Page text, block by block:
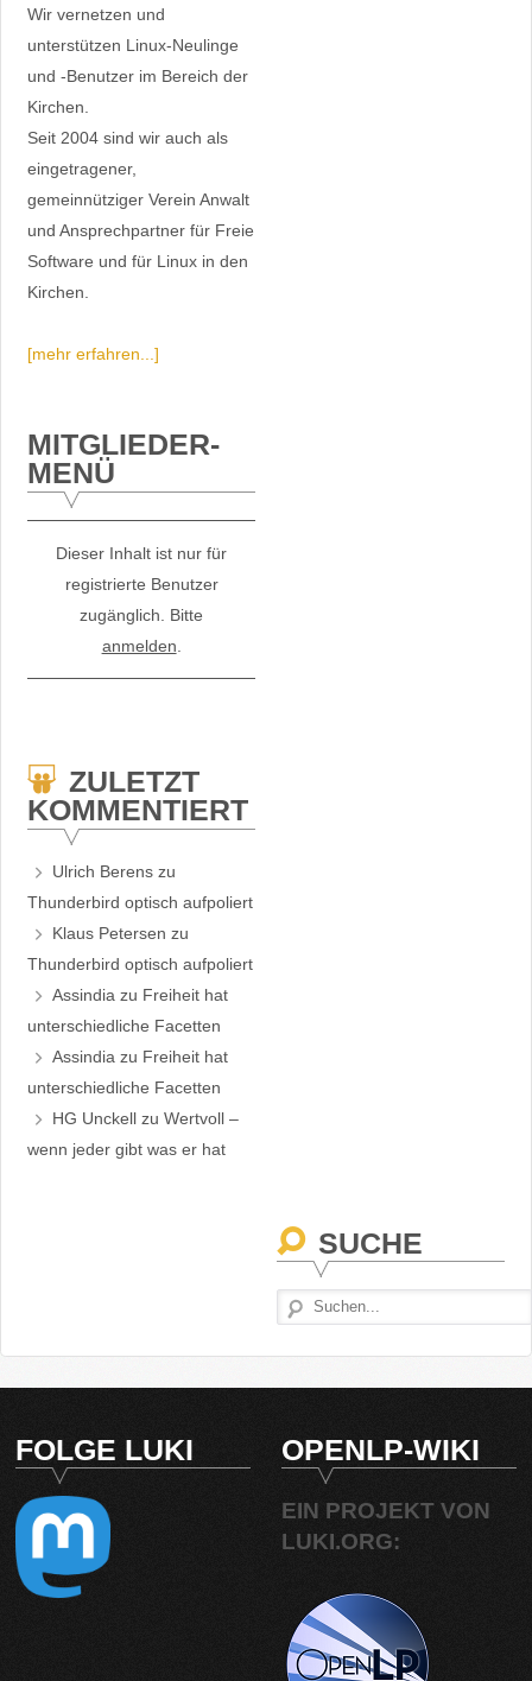
Wir vernetzen und
unterstützen Linux-Neulinge
und -Benutzer im Bereich der
Kirchen.
Seit 2004 sind wir auch als
eingetragener,
gemeinnütziger Verein Anwalt
und Ansprechpartner für Freie
Software und für Linux in den
Kirchen.
[mehr erfahren...]
MITGLIEDER-
MENÜ
Dieser Inhalt ist nur für
registrierte Benutzer
zugänglich. Bitte
anmelden
ZULETZT
KOMMENTIERT
Ulrich Berens zu
Thunderbird optisch aufpoliert
Klaus Petersen zu
Thunderbird optisch aufpoliert
Assindia zu Freiheit hat
unterschiedliche Facetten
Assindia zu Freiheit hat
unterschiedliche Facetten
HG Unckell zuWertvoll –
wenn jeder gibt was er hat
SUCHE
FOLGE LUKI OPENLP-WIKI
EIN PROJEKT VON
LUKI.ORG: